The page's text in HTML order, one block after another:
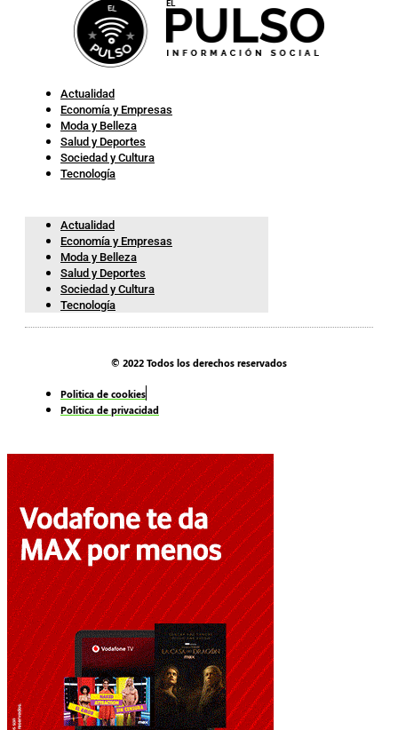
Actualidad
Economía y Empresas
Moda y Belleza
Salud y Deportes
Sociedad y Cultura
Tecnología
Actualidad
Economía y Empresas
Moda y Belleza
Salud y Deportes
Sociedad y Cultura
Tecnología
© 2022 Todos los derechos reservados
Politica de cookies
Politica de privacidad